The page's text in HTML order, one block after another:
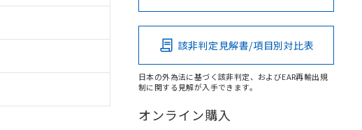
該非判定見解書/項目別対比表
日本の外為法に基づく該非判定、およびEAR再輸出規
制に関する見解が入手できます。
オンライン購入